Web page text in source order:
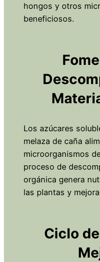
hongos y otros
beneficiosos.
Los azúcares
melaza de caña
microorganismos
proceso de
orgánica genera
las plantas y
Ciclo